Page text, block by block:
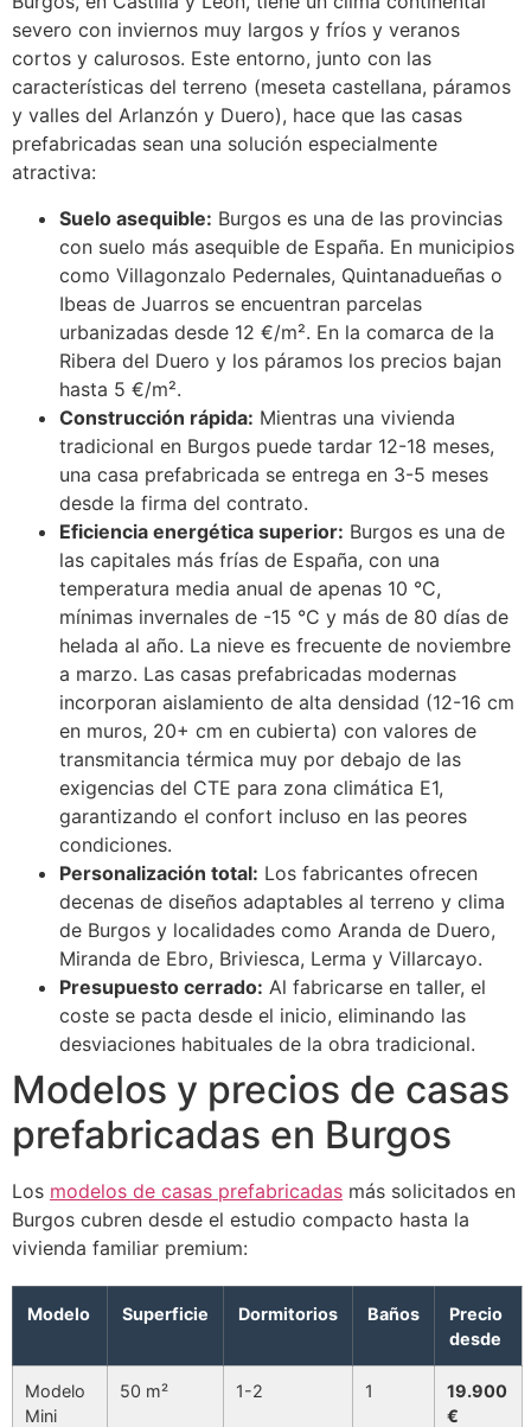
severo con inviernos muy largos y fríos y veranos
cortos y calurosos. Este entorno, junto con las
características del terreno (meseta castellana, páramos
y valles del Arlanzón y Duero), hace que las casas
prefabricadas sean una solución especialmente
atractiva:
Suelo asequible: Burgos es una de las provincias
con suelo más asequible de España. En municipios
como Villagonzalo Pedernales, Quintanadueñas o
Ibeas de Juarros se encuentran parcelas
urbanizadas desde 12 €/m². En la comarca de la
Ribera del Duero y los páramos los precios bajan
hasta 5 €/m².
Construcción rápida: Mientras una vivienda
tradicional en Burgos puede tardar 12-18 meses,
una casa prefabricada se entrega en 3-5 meses
desde la firma del contrato.
Eficiencia energética superior: Burgos es una de
las capitales más frías de España, con una
temperatura media anual de apenas 10 °C,
mínimas invernales de -15 °C y más de 80 días de
helada al año. La nieve es frecuente de noviembre
a marzo. Las casas prefabricadas modernas
incorporan aislamiento de alta densidad (12-16 cm
en muros, 20+ cm en cubierta) con valores de
transmitancia térmica muy por debajo de las
exigencias del CTE para zona climática E1,
garantizando el confort incluso en las peores
condiciones.
Personalización total: Los fabricantes ofrecen
decenas de diseños adaptables al terreno y clima
de Burgos y localidades como Aranda de Duero,
Miranda de Ebro, Briviesca, Lerma y Villarcayo.
Presupuesto cerrado: Al fabricarse en taller, el
coste se pacta desde el inicio, eliminando las
desviaciones habituales de la obra tradicional.
Modelos y precios de casas
prefabricadas en Burgos
Los modelos de casas prefabricadas más solicitados en
Burgos cubren desde el estudio compacto hasta la
vivienda familiar premium:
Modelo Superficie Dormitorios Baños
Precio
desde
Modelo
Mini
50 m² 1-2 1
19.900
€